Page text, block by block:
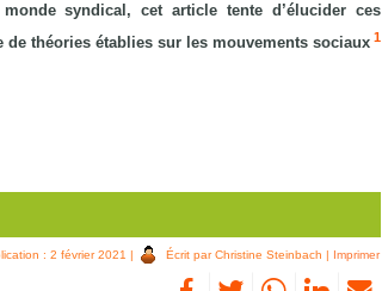
syndical, cet article tente d’élucider ces
théories établies sur les mouvements sociaux 1
: 2 février 2021 | Écrit par Christine Steinbach | Imprimer